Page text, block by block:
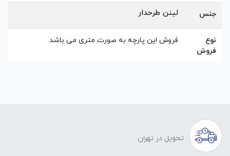
جنس لینن طرحدار
نوع
فروش
فروش این پارچه به صورت متری می باشد
تحویل در تهران